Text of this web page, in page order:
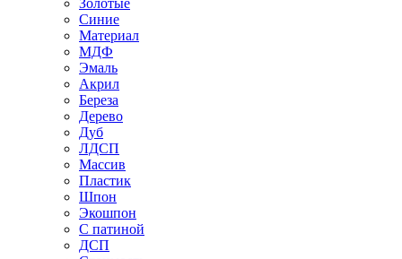
Золотые
Синие
Материал
МДФ
Эмаль
Акрил
Береза
Дерево
Дуб
ЛДСП
Массив
Пластик
Шпон
Экошпон
С патиной
ДСП